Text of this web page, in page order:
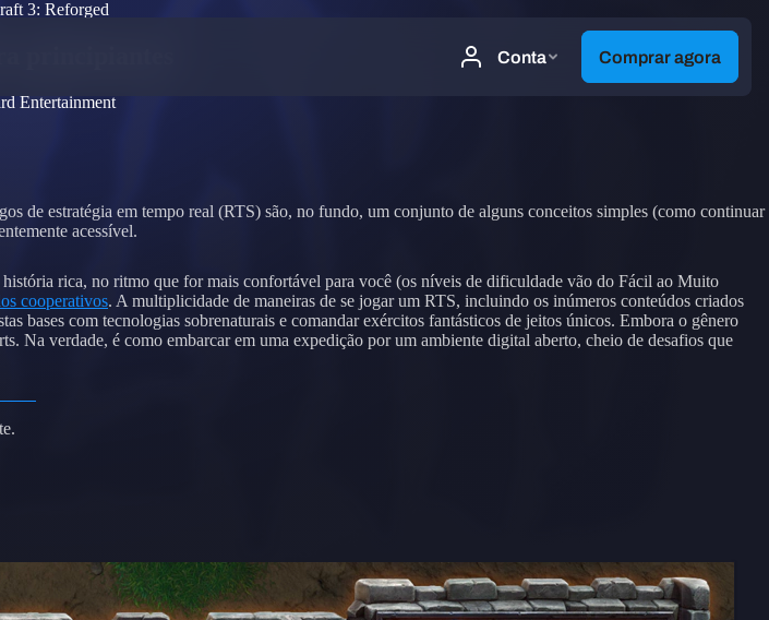
3: Reforged
principiantes
Entertainment
de estratégia em tempo real (RTS) são, no fundo, um conjunto de alguns conceitos simples (como continuar
acessível.
rica, no ritmo que for mais confortável para você (os níveis de dificuldade vão do Fácil ao Muito
cooperativos. A multiplicidade de maneiras de se jogar um RTS, incluindo os inúmeros conteúdos criados
bases com tecnologias sobrenaturais e comandar exércitos fantásticos de jeitos únicos. Embora o gênero
Na verdade, é como embarcar em uma expedição por um ambiente digital aberto, cheio de desafios que